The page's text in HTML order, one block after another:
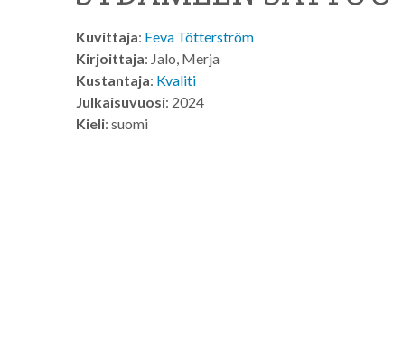
Kuvittaja: Eeva Tötterström
Kirjoittaja: Jalo, Merja
Kustantaja: Kvaliti
Julkaisuvuosi: 2024
Kieli: suomi